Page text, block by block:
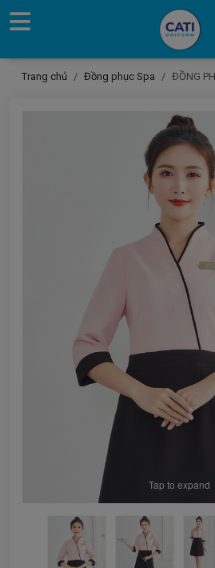
Trang chủ Đồng phục Spa ĐỒNG
Tap to expand